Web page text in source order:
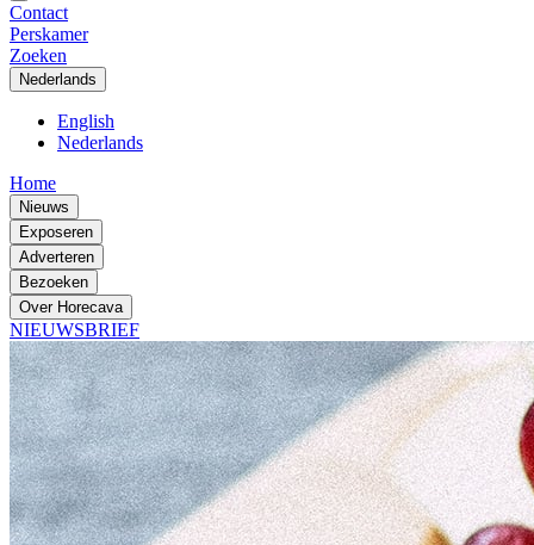
Contact
Perskamer
Zoeken
Nederlands
English
Nederlands
Home
Nieuws
Exposeren
Adverteren
Bezoeken
Over Horecava
NIEUWSBRIEF